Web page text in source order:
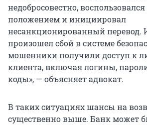
недобросовестно,
положением и инициировал
несанкционированный перевод.
произошел сбой в системе
мошенники получили доступ к
клиента, включая логины,
коды», — объясняет адвокат.
В таких ситуациях шансы на
существенно выше. Банк может